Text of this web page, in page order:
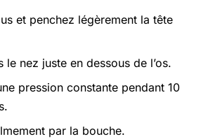
et penchez légèrement la tête
le nez juste en dessous de l’os.
pression constante pendant 10
par la bouche.